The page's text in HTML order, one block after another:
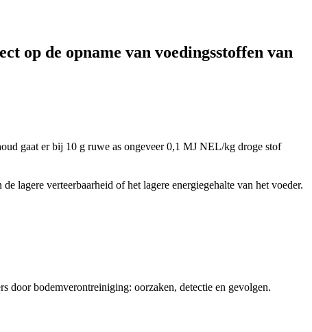
op de opname van voedingsstoffen van
gaat er bij 10 g ruwe as ongeveer 0,1 MJ NEL/kg droge stof
lagere verteerbaarheid of het lagere energiegehalte van het voeder.
door bodemverontreiniging: oorzaken, detectie en gevolgen.